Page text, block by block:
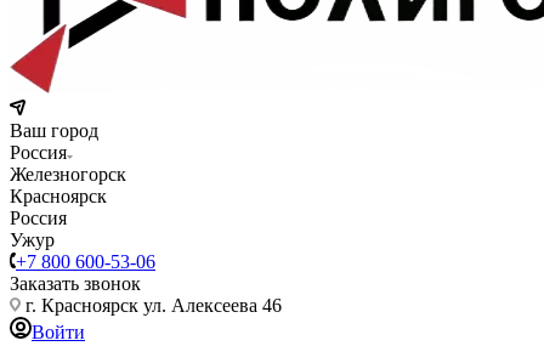
Ваш город
Россия
Железногорск
Красноярск
Россия
Ужур
+7 800 600-53-06
Заказать звонок
г. Красноярск ул. Алексеева 46
Войти